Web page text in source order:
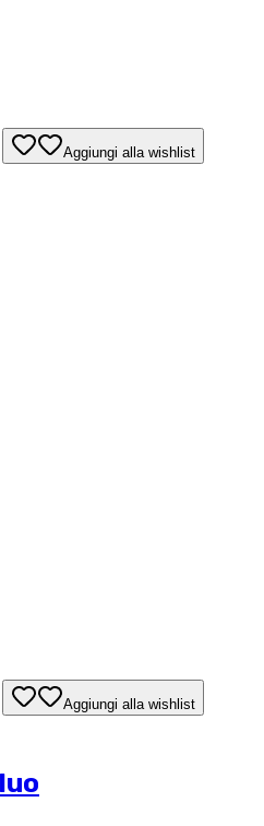
Aggiungi alla wishlist
Aggiungi alla wishlist